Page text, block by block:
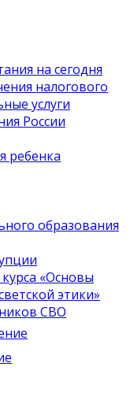
на сегодня
налогового
услуги
России
ребенка
образования
«Основы
этики»
СВО